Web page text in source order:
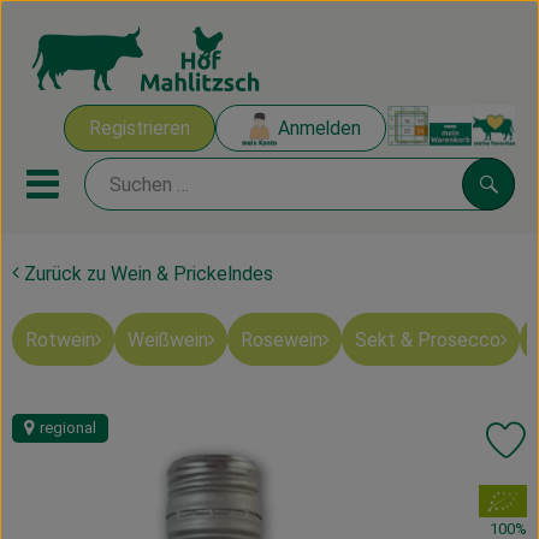
Registrieren Anmelden
Mobiles Menu öffnen oder
Ökokisten
Mahlitzscher Produkte
Obst & Gemüse
Zurück zu Wein & Prickelndes
Rotwein Weißwein Rosewein Sekt & Prosecco
regional
, Verband:
100%